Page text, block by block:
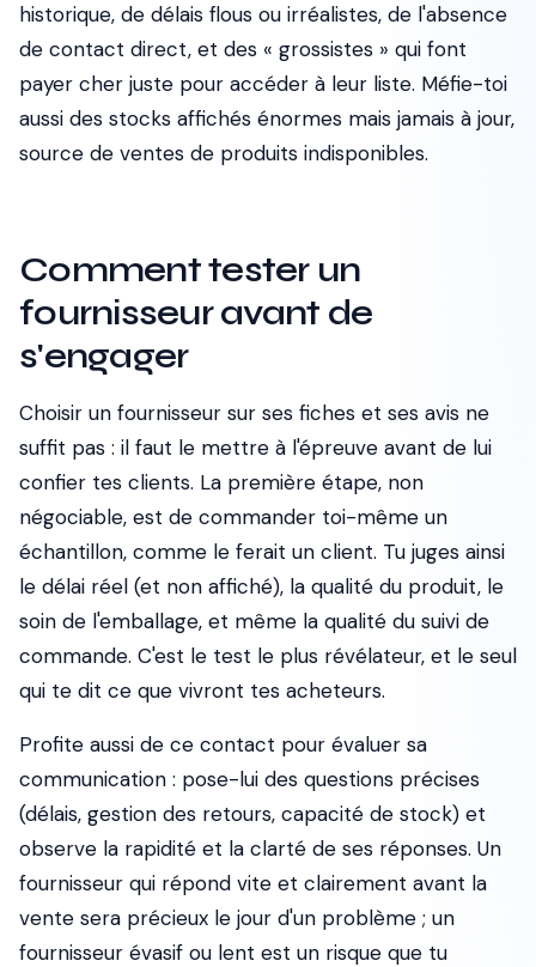
historique, de délais flous ou irréalistes, de l'absence
de contact direct, et des « grossistes » qui font
payer cher juste pour accéder à leur liste. Méfie-toi
aussi des stocks affichés énormes mais jamais à jour,
source de ventes de produits indisponibles.
Comment tester un
fournisseur avant de
s'engager
Choisir un fournisseur sur ses fiches et ses avis ne
suffit pas : il faut le mettre à l'épreuve avant de lui
confier tes clients. La première étape, non
négociable, est de commander toi-même un
échantillon, comme le ferait un client. Tu juges ainsi
le délai réel (et non affiché), la qualité du produit, le
soin de l'emballage, et même la qualité du suivi de
commande. C'est le test le plus révélateur, et le seul
qui te dit ce que vivront tes acheteurs.
Profite aussi de ce contact pour évaluer sa
communication : pose-lui des questions précises
(délais, gestion des retours, capacité de stock) et
observe la rapidité et la clarté de ses réponses. Un
fournisseur qui répond vite et clairement avant la
vente sera précieux le jour d'un problème ; un
fournisseur évasif ou lent est un risque que tu